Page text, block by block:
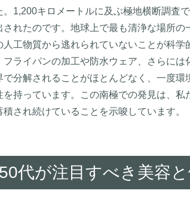
1,200キロメートルに及ぶ極地横断調査
されたのです。地球上で最も清浄な場所
人工物質から逃れられていないことが科
フライパンの加工や防水ウェア、さらに
で分解されることがほとんどなく、一度
持っています。この南極での発見は、
され続けていることを示唆しています。
代が注目すべき美容